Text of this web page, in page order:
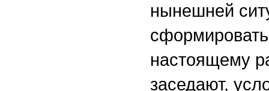
нынешней
настоящему
заседают,